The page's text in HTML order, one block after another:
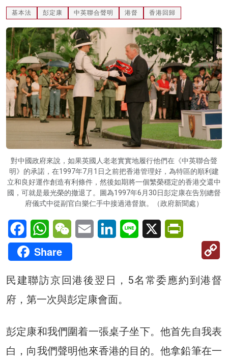
關於我們
基本法 彭定康 中英聯合聲明 港督 香港回歸
對中國政府來說，如果英國人老老實實地履行他們在《中英聯合聲
明》的承諾，在1997年7月1日之前把香港管理好，為特區的順利建
立和良好運作創造有利條件，然後如期將一個繁榮穩定的香港交還中
國，可就是最光榮的撤退了。圖為1997年6月30日彭定康在告別總督
府儀式中從副官白樂仁手中接過港督旗。（政府新聞處）
FacebookWhatsAppWeChatEmail LinkedInLine X
Share
民建聯訪京回港後翌日，5名常委應約到港督
府，第一次與彭定康會面。
彭定康和我們圍着一張桌子坐下。他首先自我表
白，向我們聲明他來香港的目的。他拿鉛筆在一